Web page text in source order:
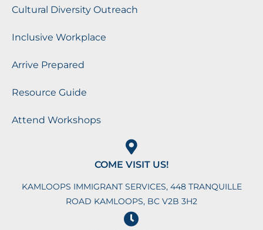
Cultural Diversity Outreach
Inclusive Workplace
Arrive Prepared
Resource Guide
Attend Workshops
COME VISIT US!
KAMLOOPS IMMIGRANT SERVICES, 448 TRANQUILLE
ROAD KAMLOOPS, BC V2B 3H2